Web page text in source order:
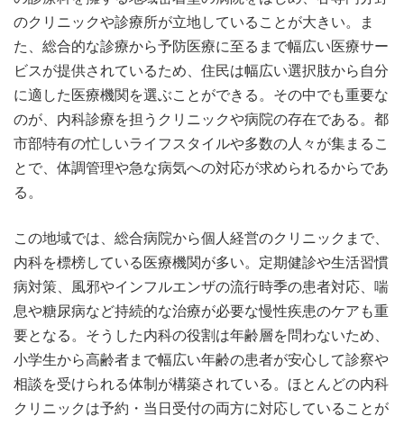
のクリニックや診療所が立地していることが大きい。ま
た、総合的な診療から予防医療に至るまで幅広い医療サー
ビスが提供されているため、住民は幅広い選択肢から自分
に適した医療機関を選ぶことができる。その中でも重要な
のが、内科診療を担うクリニックや病院の存在である。都
市部特有の忙しいライフスタイルや多数の人々が集まるこ
とで、体調管理や急な病気への対応が求められるからであ
る。
この地域では、総合病院から個人経営のクリニックまで、
内科を標榜している医療機関が多い。定期健診や生活習慣
病対策、風邪やインフルエンザの流行時季の患者対応、喘
息や糖尿病など持続的な治療が必要な慢性疾患のケアも重
要となる。そうした内科の役割は年齢層を問わないため、
小学生から高齢者まで幅広い年齢の患者が安心して診察や
相談を受けられる体制が構築されている。ほとんどの内科
クリニックは予約・当日受付の両方に対応していることが